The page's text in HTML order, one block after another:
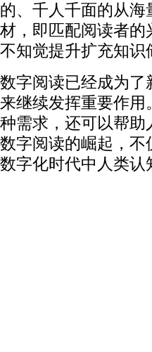
的、千人千面的从
材，即匹配阅读者
不知觉提升扩充知
数字阅读已经成为
来继续发挥重要作
种需求，还可以帮
数字阅读的崛起，
数字化时代中人类认